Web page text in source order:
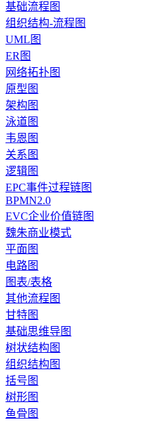
基础流程图
组织结构-流程图
UML图
ER图
网络拓扑图
原型图
架构图
泳道图
韦恩图
关系图
逻辑图
EPC事件过程链图
BPMN2.0
EVC企业价值链图
魏朱商业模式
平面图
电路图
图表/表格
其他流程图
甘特图
基础思维导图
树状结构图
组织结构图
括号图
树形图
鱼骨图